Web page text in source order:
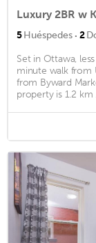
Luxury 2BR w
5Huéspedes · 2
Set in Ottawa,
minute walk from
from Byward
property is 1.2 km